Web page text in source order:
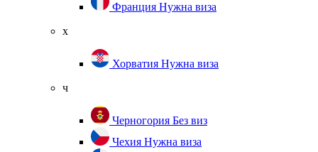
Франция Нужна виза
х
Хорватия Нужна виза
ч
Черногория Без виз
Чехия Нужна виза